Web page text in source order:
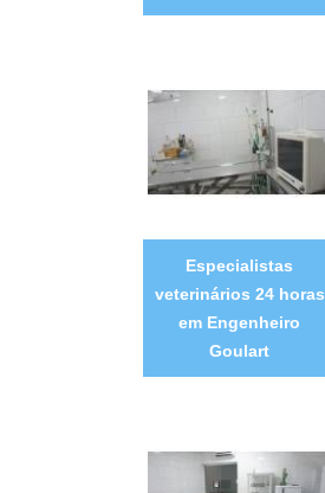
Especialistas
veterinários 24 horas
em Engenheiro
Goulart